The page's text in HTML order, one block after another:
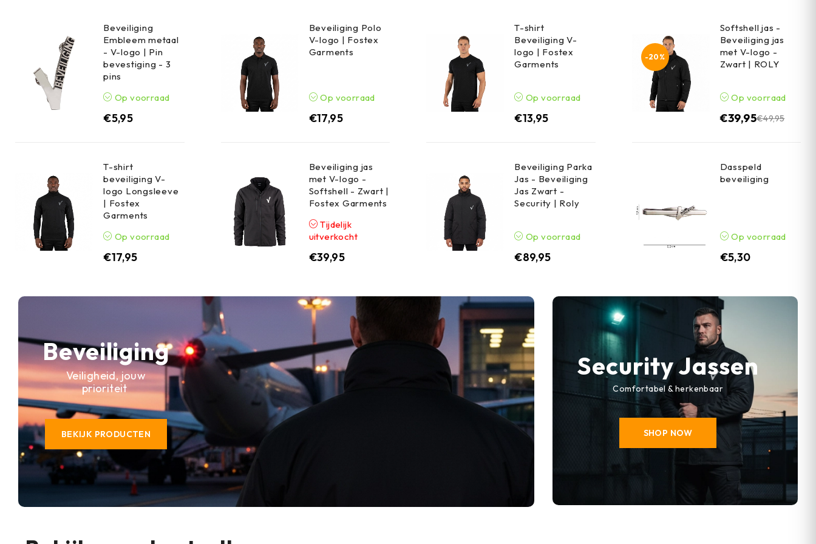
Beveiliging
Embleem metaal
- V-logo | Pin
bevestiging - 3
pins
Op voorraad
€5,95
Beveiliging Polo
V-logo | Fostex
Garments
Op voorraad
€17,95
T-shirt
Beveiliging V-
logo | Fostex
Garments
Op voorraad
€13,95
-20%
Softshell jas -
Beveiliging jas
met V-logo -
Zwart | ROLY
Op voorraad
€49,95
€39,95
T-shirt
beveiliging V-
logo Longsleeve
| Fostex
Garments
Op voorraad
€17,95
Beveiliging jas
met V-logo -
Softshell - Zwart |
Fostex Garments
Tijdelijk
uitverkocht
€39,95
Beveiliging Parka
Jas - Beveiliging
Jas Zwart -
Security | Roly
Op voorraad
€89,95
Dasspeld
beveiliging
Op voorraad
€5,30
Beveiliging
Veiligheid, jouw
prioriteit
BEKIJK PRODUCTEN
Security Jassen
Comfortabel & herkenbaar
SHOP NOW